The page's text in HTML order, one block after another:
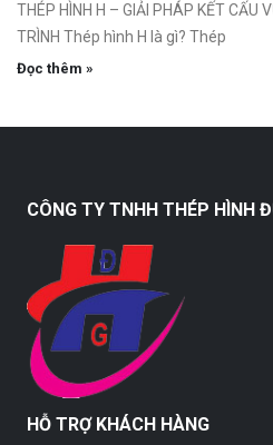
THÉP HÌNH H – GIẢI PHÁP KẾT CẤU
TRÌNH Thép hình H là gì? Thép
Đọc thêm »
CÔNG TY TNHH THÉP HÌNH
HỖ TRỢ KHÁCH HÀNG